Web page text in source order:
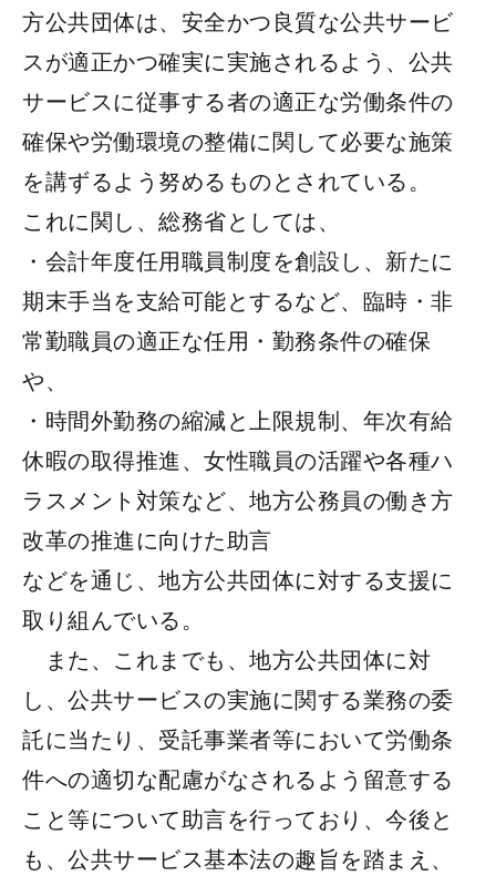
方公共団体は、安全かつ良質な公共サービ
スが適正かつ確実に実施されるよう、公共
サービスに従事する者の適正な労働条件の
確保や労働環境の整備に関して必要な施策
を講ずるよう努めるものとされている。
これに関し、総務省としては、
・会計年度任用職員制度を創設し、新たに
期末手当を支給可能とするなど、臨時・非
常勤職員の適正な任用・勤務条件の確保
や、
・時間外勤務の縮減と上限規制、年次有給
休暇の取得推進、女性職員の活躍や各種ハ
ラスメント対策など、地方公務員の働き方
改革の推進に向けた助言
などを通じ、地方公共団体に対する支援に
取り組んでいる。
また、これまでも、地方公共団体に対
し、公共サービスの実施に関する業務の委
託に当たり、受託事業者等において労働条
件への適切な配慮がなされるよう留意する
こと等について助言を行っており、今後と
も、公共サービス基本法の趣旨を踏まえ、